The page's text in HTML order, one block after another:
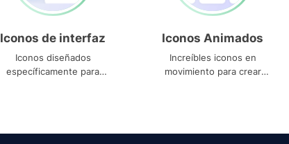
Iconos de interfaz
Iconos diseñados
específicamente para
Iconos Animados
Increíbles iconos en
movimiento para crear